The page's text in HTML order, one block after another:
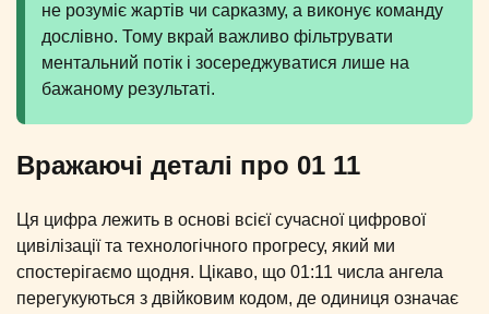
не розуміє жартів чи сарказму, а виконує команду
дослівно. Тому вкрай важливо фільтрувати
ментальний потік і зосереджуватися лише на
бажаному результаті.
Вражаючі деталі про 01 11
Ця цифра лежить в основі всієї сучасної цифрової
цивілізації та технологічного прогресу, який ми
спостерігаємо щодня. Цікаво, що 01:11 числа ангела
перегукуються з двійковим кодом, де одиниця означає